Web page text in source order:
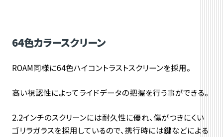
64色カラースクリーン
ROAM同様に64色ハイコントラストスクリーンを採用。
高い視認性によってライドデータの把握を行う事ができる。
2.2インチのスクリーンには耐久性に優れ、傷がつきにくい
ゴリラガラスを採用しているので、携行時には鍵などによる